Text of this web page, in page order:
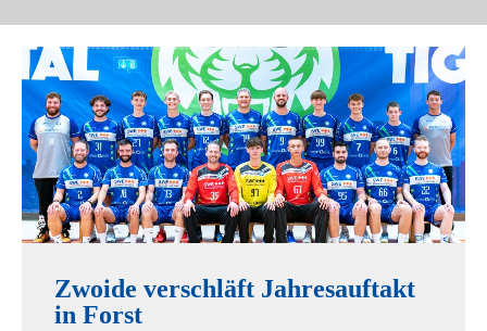
Zwoide verschläft Jahresauftakt
in Forst